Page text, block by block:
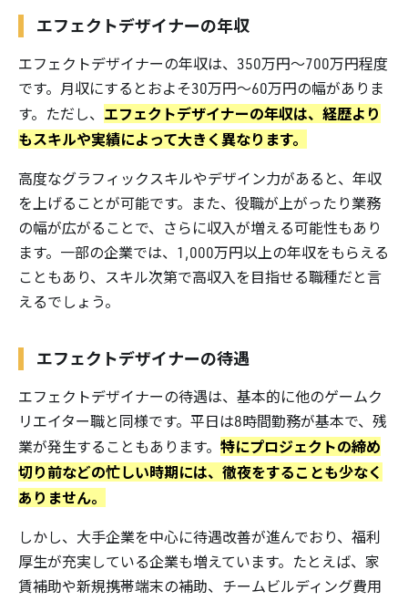
エフェクトデザイナーの年収
エフェクトデザイナーの年収は、350万円〜700万円程度
です。月収にするとおよそ30万円〜60万円の幅がありま
す。ただし、 エフェクトデザイナーの年収は、経歴より
もスキルや実績によって大きく異なります。
高度なグラフィックスキルやデザイン力があると、年収
を上げることが可能です。また、役職が上がったり業務
の幅が広がることで、さらに収入が増える可能性もあり
ます。一部の企業では、1,000万円以上の年収をもらえる
こともあり、スキル次第で高収入を目指せる職種だと言
えるでしょう。
エフェクトデザイナーの待遇
エフェクトデザイナーの待遇は、基本的に他のゲームク
リエイター職と同様です。平日は8時間勤務が基本で、残
業が発生することもあります。 特にプロジェクトの締め
切り前などの忙しい時期には、徹夜をすることも少なく
ありません。
しかし、大手企業を中心に待遇改善が進んでおり、福利
厚生が充実している企業も増えています。たとえば、家
賃補助や新規携帯端末の補助、チームビルディング費用